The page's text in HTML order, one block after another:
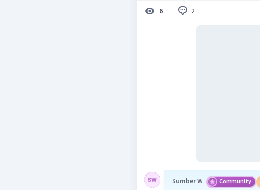
6 2
Sumber W Community